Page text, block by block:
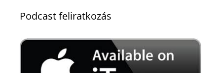
Podcast feliratkozás